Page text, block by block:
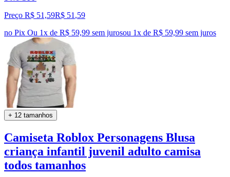
Preço R$ 51,59R$ 51 ,59
no Pix Ou 1x de R$ 59,99 sem jurosou 1x de R$ 59,99 sem juros
+ 12 tamanhos
Camiseta Roblox Personagens Blusa
criança infantil juvenil adulto camisa
todos tamanhos